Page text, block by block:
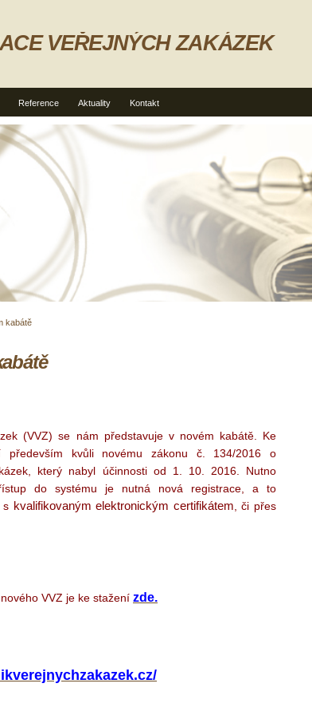
Reference Aktuality Kontakt
VEŘEJNÝCH ZAKÁZEK
kabátě
(VVZ) se nám představuje v novém kabátě. Ke
především kvůli novému zákonu č. 134/2016 o
který nabyl účinnosti od 1. 10. 2016. Nutno
do systému je nutná nová registrace, a to
s kvalifikovaným elektronickým certifikátem , či přes
VVZ je ke stažení zde.